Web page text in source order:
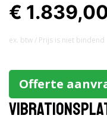
€
ex. btw / Prijs is niet bindend
Offerte